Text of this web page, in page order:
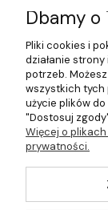
©2026 Wszelkie
Dbamy o
Pliki cookies i
działanie
potrzeb.
wszystkich tych
użycie plików
"Dostosuj
Więcej o
prywatności.